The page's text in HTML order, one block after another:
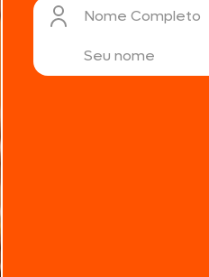
Nome Completo